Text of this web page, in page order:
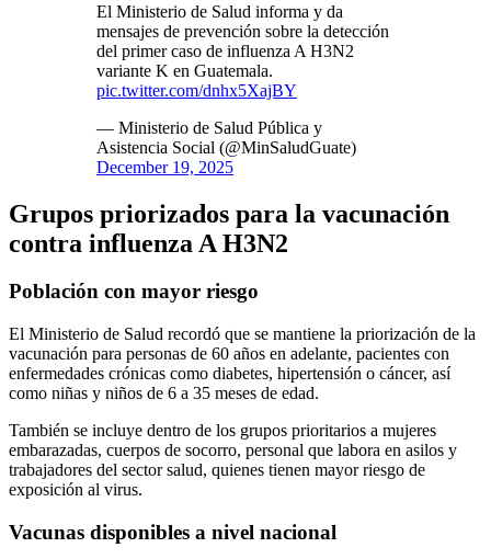
El Ministerio de Salud informa y da
mensajes de prevención sobre la detección
del primer caso de influenza A H3N2
variante K en Guatemala.
pic.twitter.com/dnhx5XajBY
— Ministerio de Salud Pública y
Asistencia Social (@MinSaludGuate)
December 19, 2025
Grupos priorizados para la vacunación
contra influenza A H3N2
Población con mayor riesgo
El Ministerio de Salud recordó que se mantiene la priorización de la
vacunación para personas de 60 años en adelante, pacientes con
enfermedades crónicas como diabetes, hipertensión o cáncer, así
como niñas y niños de 6 a 35 meses de edad.
También se incluye dentro de los grupos prioritarios a mujeres
embarazadas, cuerpos de socorro, personal que labora en asilos y
trabajadores del sector salud, quienes tienen mayor riesgo de
exposición al virus.
Vacunas disponibles a nivel nacional